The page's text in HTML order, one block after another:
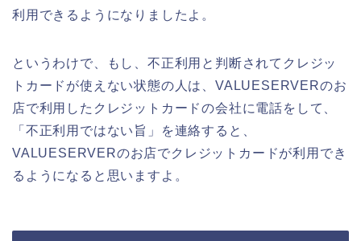
利用できるようになりましたよ。
というわけで、もし、不正利用と判断されてクレジッ
トカードが使えない状態の人は、VALUESERVERのお
店で利用したクレジットカードの会社に電話をして、
「不正利用ではない旨」を連絡すると、
VALUESERVERのお店でクレジットカードが利用でき
るようになると思いますよ。